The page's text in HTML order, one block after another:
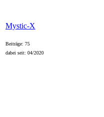
Mystic-X
Beiträge: 75
dabei seit: 04/2020